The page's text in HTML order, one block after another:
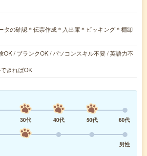
タの確認＊伝票作成＊入出庫＊ピッキング＊棚卸
OK / ブランクOK / パソコンスキル不要 / 英語力不
きればOK
30代 40代 50代
60代
男性